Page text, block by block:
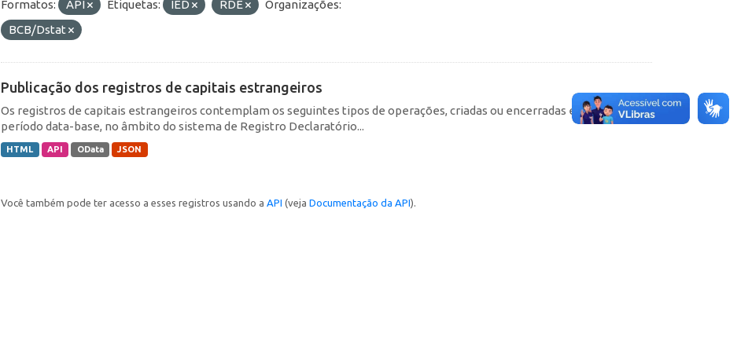
Formatos: API Etiquetas: IED RDE
Organizações:
BCB/Dstat
Publicação dos registros de capitais estrangeiros
Os registros de capitais estrangeiros contemplam os seguintes tipos de operações, criadas ou encerradas em cada
período data-base, no âmbito do sistema de Registro Declaratório...
HTML API OData JSON
Você também pode ter acesso a esses registros usando a API (veja Documentação da API).